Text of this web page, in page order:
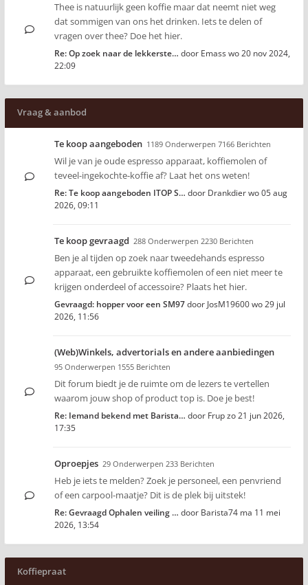
Thee is natuurlijk geen koffie maar dat neemt niet weg
dat sommigen van ons het drinken. Iets te delen of
vragen over thee? Doe het hier.
Re: Op zoek naar de lekkerste… door Emasswo 20 nov 2024,
22:09
Vraag & aanbod
Te koop aangeboden 1189 Onderwerpen 7166 Berichten
Wil je van je oude espresso apparaat, koffiemolen of
teveel-ingekochte-koffie af? Laat het ons weten!
Re: Te koop aangeboden ITOP S… door Drankdierwo 05 aug
2026, 09:11
Te koop gevraagd 288 Onderwerpen 2230 Berichten
Ben je al tijden op zoek naar tweedehands espresso
apparaat, een gebruikte koffiemolen of een niet meer te
krijgen onderdeel of accessoire? Plaats het hier.
Gevraagd: hopper voor een SM97door JosM19600wo 29 jul
2026, 11:56
(Web)Winkels, advertorials en andere aanbiedingen
95 Onderwerpen 1555 Berichten
Dit forum biedt je de ruimte om de lezers te vertellen
waarom jouw shop of product top is. Doe je best!
Re: Iemand bekend met Barista… door Frupzo 21 jun 2026,
17:35
Oproepjes 29 Onderwerpen 233 Berichten
Heb je iets te melden? Zoek je personeel, een penvriend
of een carpool-maatje? Dit is de plek bij uitstek!
Re: Gevraagd Ophalen veiling … door Barista74 ma 11 mei
2026, 13:54
Koffiepraat